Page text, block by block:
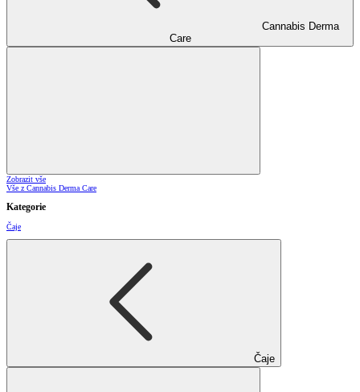
Cannabis Derma
Care
Zobrazit vše
Vše z Cannabis Derma Care
Kategorie
Čaje
Čaje